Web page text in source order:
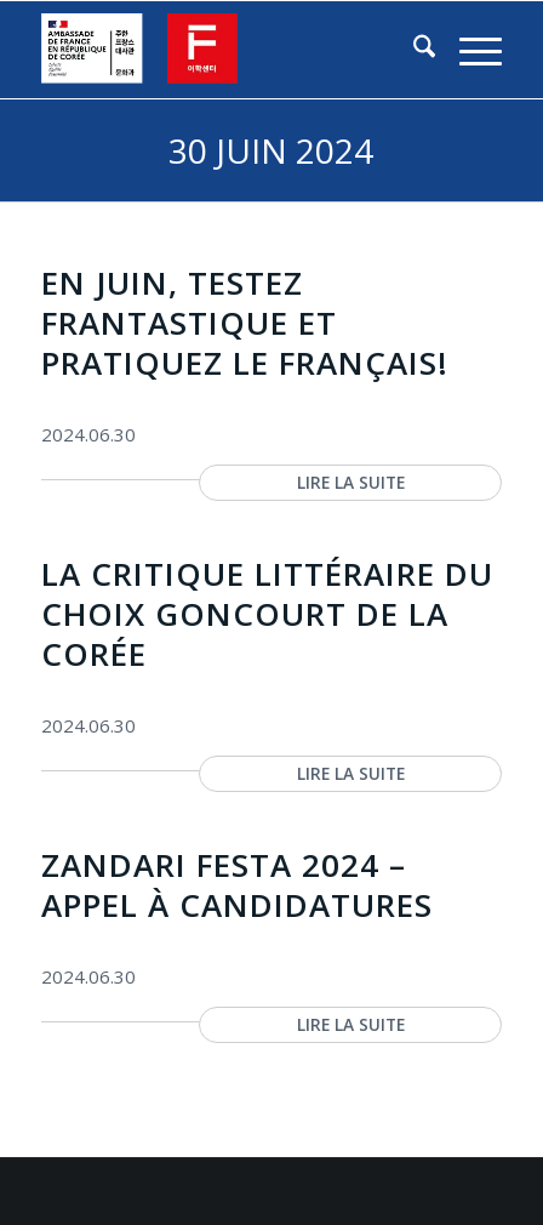
30 JUIN 2024
EN JUIN, TESTEZ
FRANTASTIQUE ET
PRATIQUEZ LE FRANÇAIS!
2024.06.30
LIRE LA SUITE
LA CRITIQUE LITTÉRAIRE DU
CHOIX GONCOURT DE LA
CORÉE
2024.06.30
LIRE LA SUITE
ZANDARI FESTA 2024 –
APPEL À CANDIDATURES
2024.06.30
LIRE LA SUITE